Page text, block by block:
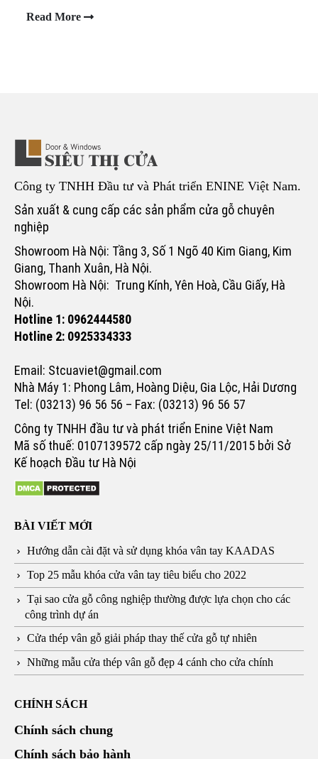
Read More
Công ty TNHH Đầu tư và Phát triển ENINE Việt Nam.
Sản xuất & cung cấp các sản phẩm cửa gỗ chuyên
nghiệp
Showroom Hà Nội: Tầng 3, Số 1 Ngõ 40 Kim Giang, Kim
Giang, Thanh Xuân, Hà Nội.
Showroom Hà Nội: Trung Kính, Yên Hoà, Cầu Giấy, Hà
Nội.
Hotline 1: 0962444580
Hotline 2: 0925334333
Email: Stcuaviet@gmail.com
Nhà Máy 1: Phong Lâm, Hoàng Diệu, Gia Lộc, Hải Dương
Tel: (03213) 96 56 56 – Fax: (03213) 96 56 57
Công ty TNHH đầu tư và phát triển Enine Việt Nam
Mã số thuế: 0107139572 cấp ngày 25/11/2015 bởi Sở
Kế hoạch Đầu tư Hà Nội
BÀI VIẾT MỚI
Hướng dẫn cài đặt và sử dụng khóa vân tay KAADAS
Top 25 mẫu khóa cửa vân tay tiêu biểu cho 2022
Tại sao cửa gỗ công nghiệp thường được lựa chọn cho các
công trình dự án
Cửa thép vân gỗ giải pháp thay thế cửa gỗ tự nhiên
Những mẫu cửa thép vân gỗ đẹp 4 cánh cho cửa chính
CHÍNH SÁCH
Chính sách chung
Chính sách bảo hành